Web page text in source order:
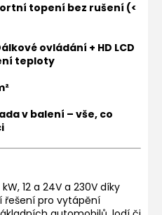
topení bez rušení (<
ovládání + HD LCD
teploty
v balení – vše, co
12 a 24V a 230V díky
řešení pro vytápění